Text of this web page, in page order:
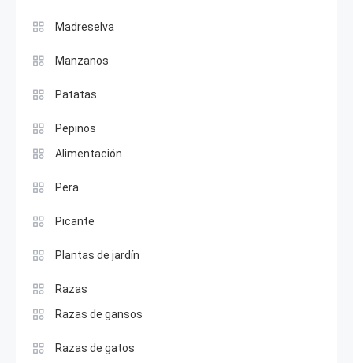
Madreselva
Manzanos
Patatas
Pepinos
Alimentación
Pera
Picante
Plantas de jardín
Razas
Razas de gansos
Razas de gatos